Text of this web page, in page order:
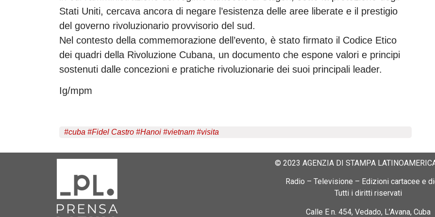
Stati Uniti, cercava ancora di negare l’esistenza delle aree liberate e il prestigio
del governo rivoluzionario provvisorio del sud.
Nel contesto della commemorazione dell’evento, è stato firmato il Codice Etico
dei quadri della Rivoluzione Cubana, un documento che espone valori e principi
sostenuti dalle concezioni e pratiche rivoluzionarie dei suoi principali leader.
Ig/mpm
#cuba #Fidel Castro #Hanoi #vietnam #visita
© 2023 AGENZIA DI STAMPA
Radio – Televisione – Edizioni cartacee e
Tutti i diritti riservati
Calle E n. 454, Vedado, L’Avana, Cuba